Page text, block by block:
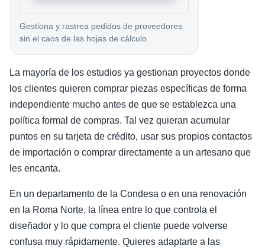
Gestiona y rastrea pedidos de proveedores
sin el caos de las hojas de cálculo.
La mayoría de los estudios ya gestionan proyectos donde
los clientes quieren comprar piezas específicas de forma
independiente mucho antes de que se establezca una
política formal de compras. Tal vez quieran acumular
puntos en su tarjeta de crédito, usar sus propios contactos
de importación o comprar directamente a un artesano que
les encanta.
En un departamento de la Condesa o en una renovación
en la Roma Norte, la línea entre lo que controla el
diseñador y lo que compra el cliente puede volverse
confusa muy rápidamente. Quieres adaptarte a las